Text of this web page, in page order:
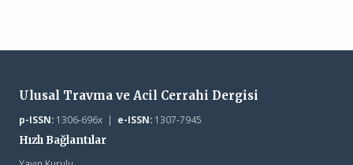
Ulusal Travma ve Acil Cerrahi Dergisi
p-ISSN:1306-696x | e-ISSN:1307-7945
Hızlı Bağlantılar